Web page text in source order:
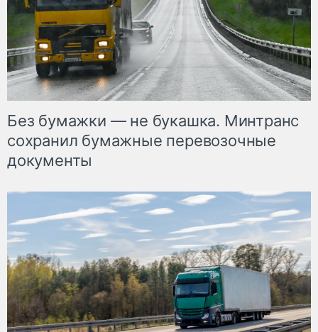
Без бумажки — не букашка. Минтранс
сохранил бумажные перевозочные
документы